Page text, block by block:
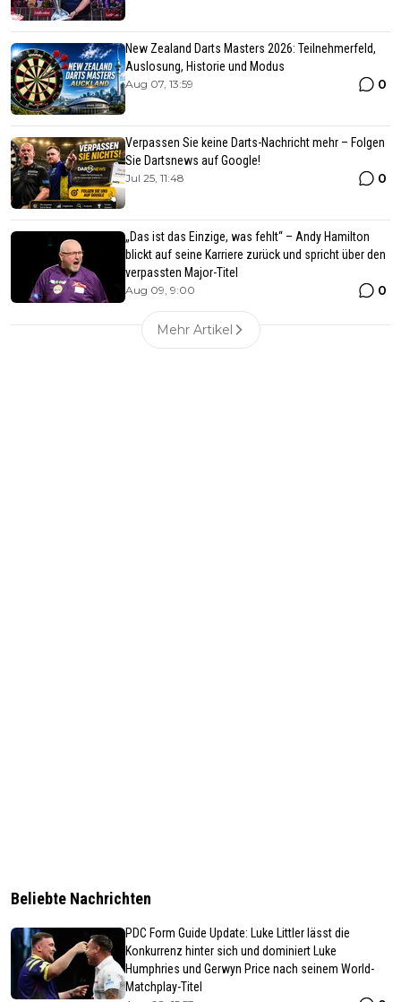
New Zealand Darts Masters 2026: Teilnehmerfeld,
Auslosung, Historie und Modus
Aug 07, 13:59 0
Verpassen Sie keine Darts-Nachricht mehr – Folgen
Sie Dartsnews auf Google!
Jul 25, 11:48 0
„Das ist das Einzige, was fehlt“ – Andy Hamilton
blickt auf seine Karriere zurück und spricht über den
verpassten Major-Titel
Aug 09, 9:00 0
Mehr Artikel
Beliebte Nachrichten
PDC Form Guide Update: Luke Littler lässt die
Konkurrenz hinter sich und dominiert Luke
Humphries und Gerwyn Price nach seinem World-
Matchplay-Titel